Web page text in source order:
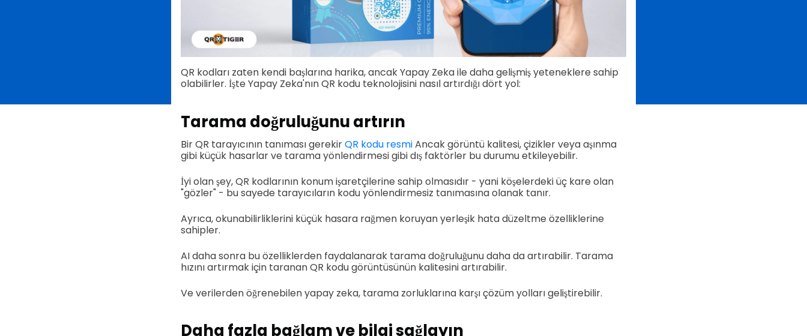
QR kodları zaten kendi başlarına harika, ancak Yapay Zeka ile daha gelişmiş yeteneklere sahip
olabilirler. İşte Yapay Zeka'nın QR kodu teknolojisini nasıl artırdığı dört yol:
Tarama doğruluğunu artırın
Bir QR tarayıcının tanıması gerekirQR kodu resmiAncak görüntü kalitesi, çizikler veya aşınma
gibi küçük hasarlar ve tarama yönlendirmesi gibi dış faktörler bu durumu etkileyebilir.
İyi olan şey, QR kodlarının konum işaretçilerine sahip olmasıdır - yani köşelerdeki üç kare olan
"gözler" - bu sayede tarayıcıların kodu yönlendirmesiz tanımasına olanak tanır.
Ayrıca, okunabilirliklerini küçük hasara rağmen koruyan yerleşik hata düzeltme özelliklerine
sahipler.
AI daha sonra bu özelliklerden faydalanarak tarama doğruluğunu daha da artırabilir. Tarama
hızını artırmak için taranan QR kodu görüntüsünün kalitesini artırabilir.
Ve verilerden öğrenebilen yapay zeka, tarama zorluklarına karşı çözüm yolları geliştirebilir.
Daha fazla bağlam ve bilgi sağlayın